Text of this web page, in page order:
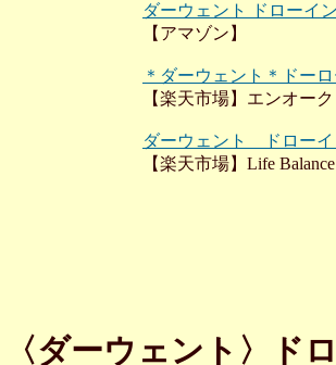
ダーウェント ドローイ
【アマゾン】
＊ダーウェント＊ドー
【楽天市場】エンオーク
ダーウェント ドロー
【楽天市場】Life Balance
ダーウェント〉ド